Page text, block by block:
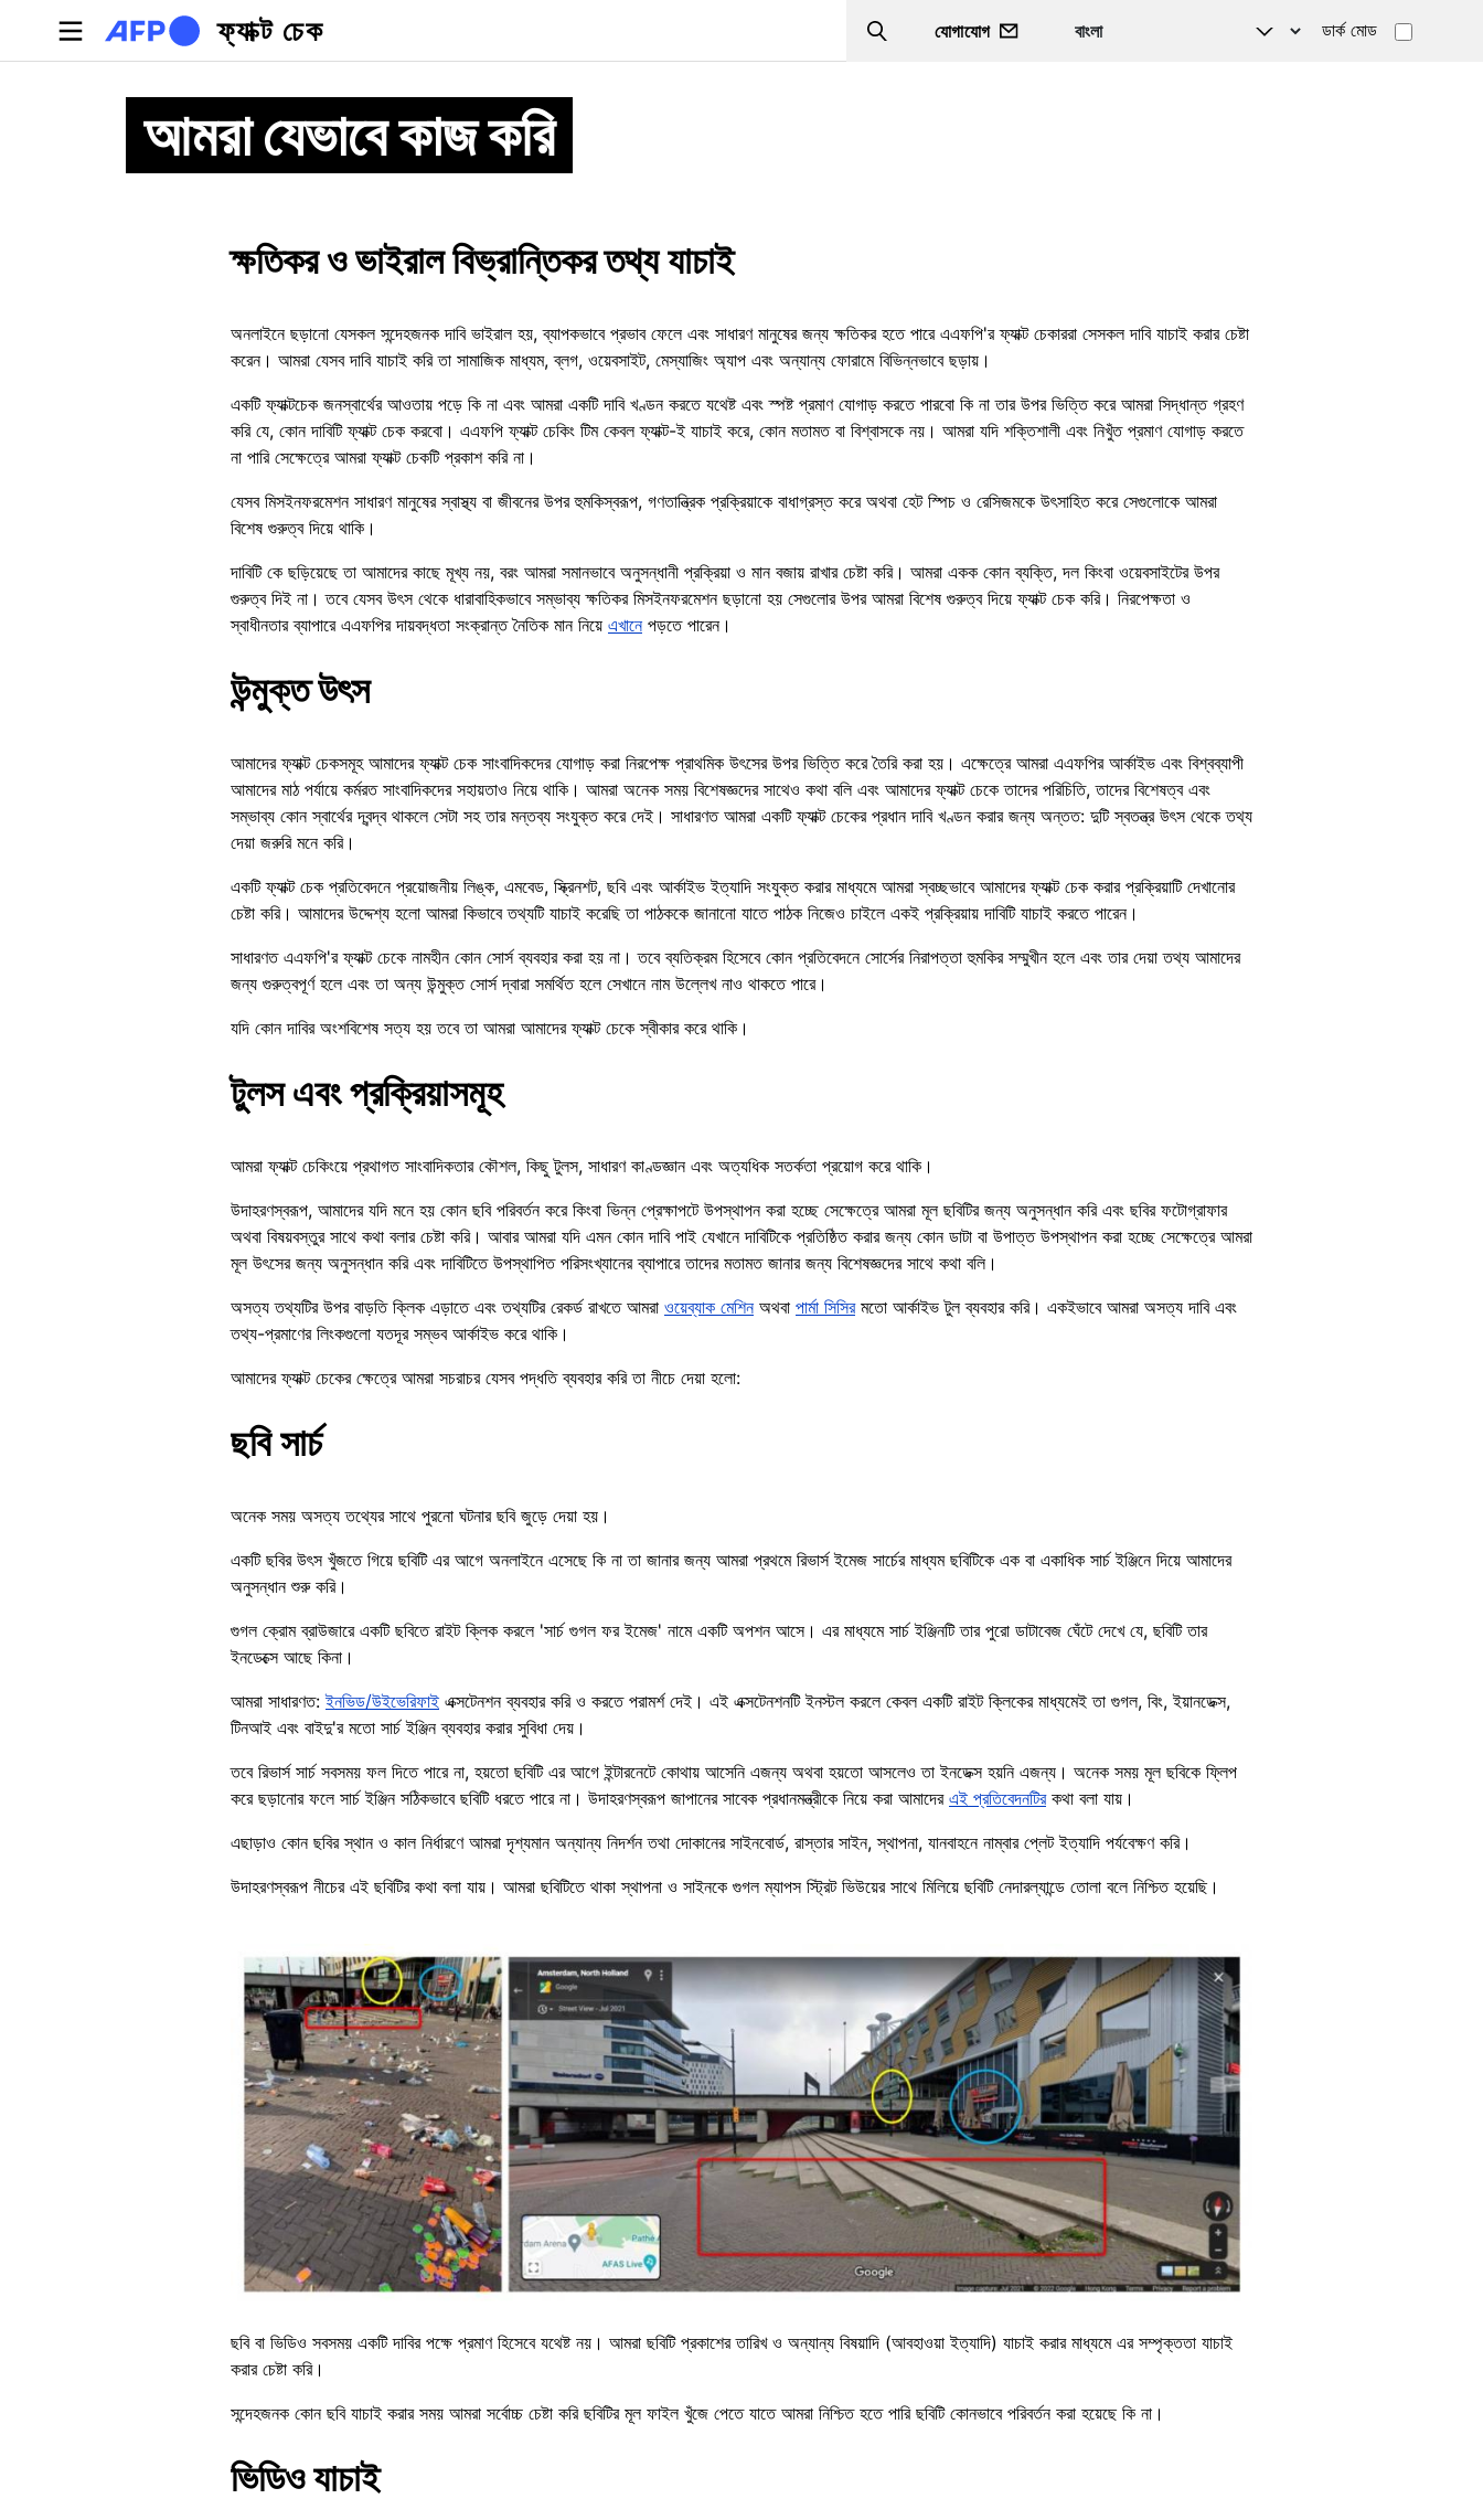
Skip to main content
ফ্যাক্ট চেক Search
যোগাযোগ ডার্ক মোড
আমরা যেভাবে কাজ করি
ক্ষতিকর ও ভাইরাল বিভ্রান্তিকর তথ্য যাচাই
অনলাইনে ছড়ানো যেসকল সন্দেহজনক দাবি ভাইরাল হয়, ব্যাপকভাবে প্রভাব ফেলে এবং সাধারণ মানুষের জন্য ক্ষতিকর হতে পারে এএফপি'র ফ্যাক্ট চেকাররা সেসকল দাবি যাচাই করার চেষ্টা
করেন। আমরা যেসব দাবি যাচাই করি তা সামাজিক মাধ্যম, ব্লগ, ওয়েবসাইট, মেস্যাজিং অ্যাপ এবং অন্যান্য ফোরামে বিভিন্নভাবে ছড়ায়।
একটি ফ্যাক্টচেক জনস্বার্থের আওতায় পড়ে কি না এবং আমরা একটি দাবি খণ্ডন করতে যথেষ্ট এবং স্পষ্ট প্রমাণ যোগাড় করতে পারবো কি না তার উপর ভিত্তি করে আমরা সিদ্ধান্ত গ্রহণ
করি যে, কোন দাবিটি ফ্যাক্ট চেক করবো। এএফপি ফ্যাক্ট চেকিং টিম কেবল ফ্যাক্ট-ই যাচাই করে, কোন মতামত বা বিশ্বাসকে নয়। আমরা যদি শক্তিশালী এবং নিখুঁত প্রমাণ যোগাড় করতে
না পারি সেক্ষেত্রে আমরা ফ্যাক্ট চেকটি প্রকাশ করি না।
যেসব মিসইনফরমেশন সাধারণ মানুষের স্বাস্থ্য বা জীবনের উপর হুমকিস্বরূপ, গণতান্ত্রিক প্রক্রিয়াকে বাধাগ্রস্ত করে অথবা হেট স্পিচ ও রেসিজমকে উৎসাহিত করে সেগুলোকে আমরা
বিশেষ গুরুত্ব দিয়ে থাকি।
দাবিটি কে ছড়িয়েছে তা আমাদের কাছে মূখ্য নয়, বরং আমরা সমানভাবে অনুসন্ধানী প্রক্রিয়া ও মান বজায় রাখার চেষ্টা করি। আমরা একক কোন ব্যক্তি, দল কিংবা ওয়েবসাইটের উপর
গুরুত্ব দিই না। তবে যেসব উৎস থেকে ধারাবাহিকভাবে সম্ভাব্য ক্ষতিকর মিসইনফরমেশন ছড়ানো হয় সেগুলোর উপর আমরা বিশেষ গুরুত্ব দিয়ে ফ্যাক্ট চেক করি। নিরপেক্ষতা ও
স্বাধীনতার ব্যাপারে এএফপির দায়বদ্ধতা সংক্রান্ত নৈতিক মান নিয়ে এখানেপড়তে পারেন।
উন্মুক্ত উৎস
আমাদের ফ্যাক্ট চেকসমূহ আমাদের ফ্যাক্ট চেক সাংবাদিকদের যোগাড় করা নিরপেক্ষ প্রাথমিক উৎসের উপর ভিত্তি করে তৈরি করা হয়। এক্ষেত্রে আমরা এএফপির আর্কাইভ এবং বিশ্বব্যাপী
আমাদের মাঠ পর্যায়ে কর্মরত সাংবাদিকদের সহায়তাও নিয়ে থাকি। আমরা অনেক সময় বিশেষজ্ঞদের সাথেও কথা বলি এবং আমাদের ফ্যাক্ট চেকে তাদের পরিচিতি, তাদের বিশেষত্ব এবং
সম্ভাব্য কোন স্বার্থের দ্বন্দ্ব থাকলে সেটা সহ তার মন্তব্য সংযুক্ত করে দেই। সাধারণত আমরা একটি ফ্যাক্ট চেকের প্রধান দাবি খণ্ডন করার জন্য অন্তত: দুটি স্বতন্ত্র উৎস থেকে তথ্য
দেয়া জরুরি মনে করি।
একটি ফ্যাক্ট চেক প্রতিবেদনে প্রয়োজনীয় লিঙ্ক, এমবেড, স্ক্রিনশট, ছবি এবং আর্কাইভ ইত্যাদি সংযুক্ত করার মাধ্যমে আমরা স্বচ্ছভাবে আমাদের ফ্যাক্ট চেক করার প্রক্রিয়াটি দেখানোর
চেষ্টা করি। আমাদের উদ্দেশ্য হলো আমরা কিভাবে তথ্যটি যাচাই করেছি তা পাঠককে জানানো যাতে পাঠক নিজেও চাইলে একই প্রক্রিয়ায় দাবিটি যাচাই করতে পারেন।
সাধারণত এএফপি'র ফ্যাক্ট চেকে নামহীন কোন সোর্স ব্যবহার করা হয় না। তবে ব্যতিক্রম হিসেবে কোন প্রতিবেদনে সোর্সের নিরাপত্তা হুমকির সম্মুখীন হলে এবং তার দেয়া তথ্য আমাদের
জন্য গুরুত্বপূর্ণ হলে এবং তা অন্য উন্মুক্ত সোর্স দ্বারা সমর্থিত হলে সেখানে নাম উল্লেখ নাও থাকতে পারে।
যদি কোন দাবির অংশবিশেষ সত্য হয় তবে তা আমরা আমাদের ফ্যাক্ট চেকে স্বীকার করে থাকি।
টুলস এবং প্রক্রিয়াসমূহ
আমরা ফ্যাক্ট চেকিংয়ে প্রথাগত সাংবাদিকতার কৌশল, কিছু টুলস, সাধারণ কাণ্ডজ্ঞান এবং অত্যধিক সতর্কতা প্রয়োগ করে থাকি।
উদাহরণস্বরূপ, আমাদের যদি মনে হয় কোন ছবি পরিবর্তন করে কিংবা ভিন্ন প্রেক্ষাপটে উপস্থাপন করা হচ্ছে সেক্ষেত্রে আমরা মূল ছবিটির জন্য অনুসন্ধান করি এবং ছবির ফটোগ্রাফার
অথবা বিষয়বস্তুর সাথে কথা বলার চেষ্টা করি। আবার আমরা যদি এমন কোন দাবি পাই যেখানে দাবিটিকে প্রতিষ্ঠিত করার জন্য কোন ডাটা বা উপাত্ত উপস্থাপন করা হচ্ছে সেক্ষেত্রে আমরা
মূল উৎসের জন্য অনুসন্ধান করি এবং দাবিটিতে উপস্থাপিত পরিসংখ্যানের ব্যাপারে তাদের মতামত জানার জন্য বিশেষজ্ঞদের সাথে কথা বলি।
অসত্য তথ্যটির উপর বাড়তি ক্লিক এড়াতে এবং তথ্যটির রেকর্ড রাখতে আমরা ওয়েব্যাক মেশিনঅথবা পার্মা সিসিরমতো আর্কাইভ টুল ব্যবহার করি। একইভাবে আমরা অসত্য দাবি এবং
তথ্য-প্রমাণের লিংকগুলো যতদূর সম্ভব আর্কাইভ করে থাকি।
আমাদের ফ্যাক্ট চেকের ক্ষেত্রে আমরা সচরাচর যেসব পদ্ধতি ব্যবহার করি তা নীচে দেয়া হলো:
ছবি সার্চ
অনেক সময় অসত্য তথ্যের সাথে পুরনো ঘটনার ছবি জুড়ে দেয়া হয়।
একটি ছবির উৎস খুঁজতে গিয়ে ছবিটি এর আগে অনলাইনে এসেছে কি না তা জানার জন্য আমরা প্রথমে রিভার্স ইমেজ সার্চের মাধ্যম ছবিটিকে এক বা একাধিক সার্চ ইঞ্জিনে দিয়ে আমাদের
অনুসন্ধান শুরু করি।
গুগল ক্রোম ব্রাউজারে একটি ছবিতে রাইট ক্লিক করলে 'সার্চ গুগল ফর ইমেজ' নামে একটি অপশন আসে। এর মাধ্যমে সার্চ ইঞ্জিনটি তার পুরো ডাটাবেজ ঘেঁটে দেখে যে, ছবিটি তার
ইনডেক্সে আছে কিনা।
আমরা সাধারণত:ইনভিড/উইভেরিফাই এক্সটেনশন ব্যবহার করি ও করতে পরামর্শ দেই। এই এক্সটেনশনটি ইনস্টল করলে কেবল একটি রাইট ক্লিকের মাধ্যমেই তা গুগল, বিং, ইয়ানডেক্স,
টিনআই এবং বাইদু'র মতো সার্চ ইঞ্জিন ব্যবহার করার সুবিধা দেয়।
তবে রিভার্স সার্চ সবসময় ফল দিতে পারে না, হয়তো ছবিটি এর আগে ইন্টারনেটে কোথায় আসেনি এজন্য অথবা হয়তো আসলেও তা ইনডেক্স হয়নি এজন্য। অনেক সময় মূল ছবিকে ফ্লিপ
করে ছড়ানোর ফলে সার্চ ইঞ্জিন সঠিকভাবে ছবিটি ধরতে পারে না। উদাহরণস্বরূপ জাপানের সাবেক প্রধানমন্ত্রীকে নিয়ে করা আমাদের এই প্রতিবেদনটিরকথা বলা যায়।
এছাড়াও কোন ছবির স্থান ও কাল নির্ধারণে আমরা দৃশ্যমান অন্যান্য নিদর্শন তথা দোকানের সাইনবোর্ড, রাস্তার সাইন, স্থাপনা, যানবাহনে নাম্বার প্লেট ইত্যাদি পর্যবেক্ষণ করি।
উদাহরণস্বরূপ নীচের এই ছবিটির কথা বলা যায়। আমরা ছবিটিতে থাকা স্থাপনা ও সাইনকে গুগল ম্যাপস স্ট্রিট ভিউয়ের সাথে মিলিয়ে ছবিটি নেদারল্যান্ডে তোলা বলে নিশ্চিত হয়েছি।
Image
ছবি বা ভিডিও সবসময় একটি দাবির পক্ষে প্রমাণ হিসেবে যথেষ্ট নয়। আমরা ছবিটি প্রকাশের তারিখ ও অন্যান্য বিষয়াদি (আবহাওয়া ইত্যাদি) যাচাই করার মাধ্যমে এর সম্পৃক্ততা যাচাই
করার চেষ্টা করি।
সন্দেহজনক কোন ছবি যাচাই করার সময় আমরা সর্বোচ্চ চেষ্টা করি ছবিটির মূল ফাইল খুঁজে পেতে যাতে আমরা নিশ্চিত হতে পারি ছবিটি কোনভাবে পরিবর্তন করা হয়েছে কি না।
ভিডিও যাচাই